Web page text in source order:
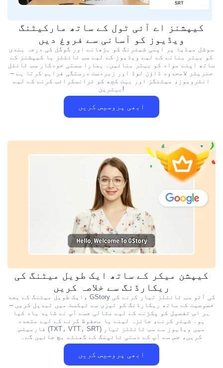
کیپشنز اے آئی ٹول کے ساتھ مارکیٹنگ
ویڈیوز کو آسانی سے فروغ دیں
سوشل میڈیا پر اپنی شیئرنگ کو بڑھانے اور گوگل کی درجہ بندی
کو بہتر بنانے کے لیے ویڈیوز کے لیے سب ٹائٹلز یا کیپشنز کے
ساتھ اپنے مواد کو بہتر بنائیں۔ ہمارا سستی خودکار سب ٹائٹل
جنریٹر لامحدود ڈاؤن لوڈ اور زبردست درستگی فراہم کرتا ہے –
انٹرویوز، میٹنگز اور بہت کچھ کو ٹرانسکرائب کرنے کے لیے
بہترین!
ابھی پروسیس کریں
کیپشن میکر کے ساتھ ایک طویل میٹنگ کی
ریکارڈنگ سے خلاصہ کریں
ایک طویل میٹنگ کے بعد، GStory کی آٹو سب ٹائٹلز تیار کرنے کی
خصوصیت کے ساتھ ریکارڈنگ کو تیزی سے ٹیکسٹ میں تبدیل کریں –
ہر اس تفصیل کو پکڑنے کے لیے مثالی جسے آپ نے شاید یاد کیا
ہو۔ شیئر کرنے، جائزہ لینے یا محفوظ کرنے کے لیے متعدد
فارمیٹس (TXT، VTT، SRT) میں ویڈیوز سے سب ٹائٹلز تیار
کریں، جس سے آپ کے دستی ٹائپنگ کے گھنٹے بچ جائیں گے۔
ابھی پروسیس کریں